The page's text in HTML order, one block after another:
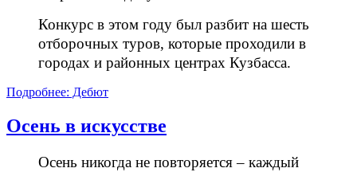
Конкурс в этом году был разбит на шесть
отборочных туров, которые проходили в
городах и районных центрах Кузбасса.
Подробнее: Дебют
Осень в искусстве
Осень никогда не повторяется – каждый